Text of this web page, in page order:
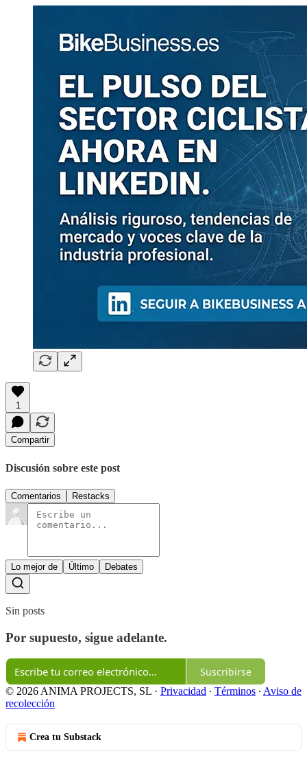
1
Compartir
Discusión sobre este post
Comentarios Restacks
Lo mejor de Último Debates
Sin posts
Por supuesto, sigue adelante.
Suscribirse
© 2026 ANIMA PROJECTS, SL · Privacidad ∙ Términos ∙ Aviso de
recolección
Crea tu Substack